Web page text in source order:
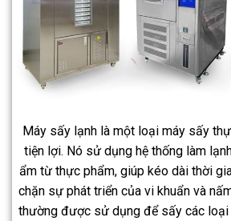
Máy sấy lạnh là một loại máy sấy
tiện lợi. Nó sử dụng hệ thống làm
ẩm từ thực phẩm, giúp kéo dài thời
chặn sự phát triển của vi khuẩn và
thường được sử dụng để sấy các